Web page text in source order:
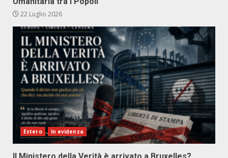
22 Luglio 2026
Estero In evidenza